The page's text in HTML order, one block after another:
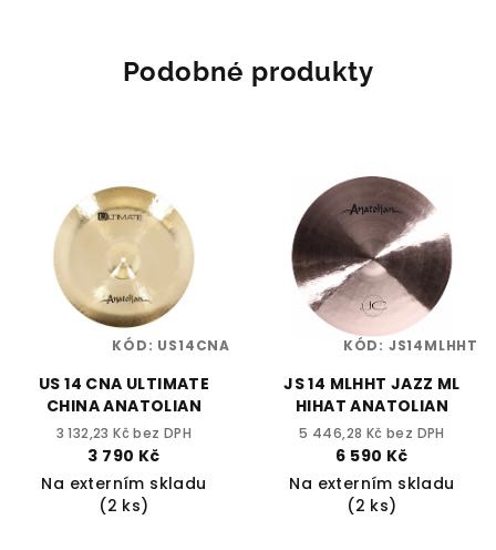
Podobné produkty
US 14 CNA ULTIMATE
CHINA ANATOLIAN
3 132,23 Kč bez DPH
3 790 Kč
Na externím skladu
(2 ks)
KÓD: US14CNA
JS 14 MLHHT JAZZ ML
HIHAT ANATOLIAN
5 446,28 Kč bez DPH
6 590 Kč
Na externím skladu
(2 ks)
KÓD: JS14MLHHT